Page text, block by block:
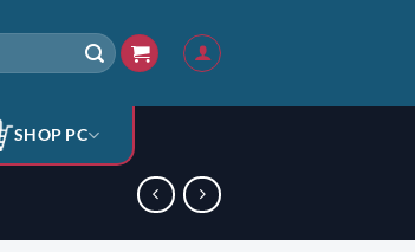
SHOP PC